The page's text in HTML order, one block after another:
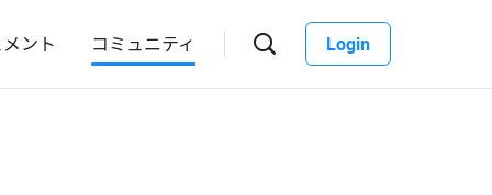
ント コミュニティ Login